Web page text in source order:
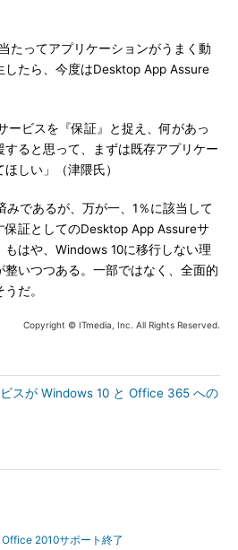
たってアプリケーションがうまく動
したら、今度はDesktop App Assure
ビスを『保証』と捉え、何があっ
ると思って、まずは既存アプリケー
しい」（津隈氏）
であるが、万が一、1％に該当して
保証としてのDesktop App Assureサ
はや、Windows 10に移行しない理
いつつある。一部ではなく、全面的
だ。
Copyright © ITmedia, Inc. All Rights Reserved.
スが Windows 10 と Office 365 への
2010サポート終了